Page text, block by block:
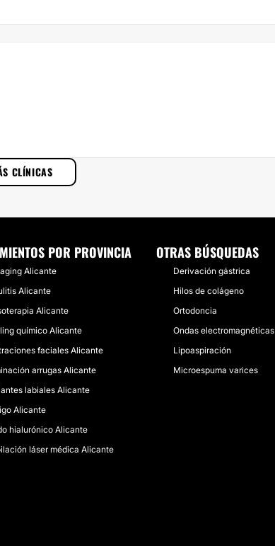
CLÍNICAS
POR PROVINCIA
Alicante
Alicante
Alicante
químico Alicante
faciales Alicante
arrugas Alicante
labiales Alicante
Alicante
hialurónico Alicante
láser médica Alicante
OTRAS BÚSQUEDAS
Derivación gástrica
Hilos de colágeno
Ortodoncia
Ondas electromagnéticas
Lipoaspiración
Microespuma varices